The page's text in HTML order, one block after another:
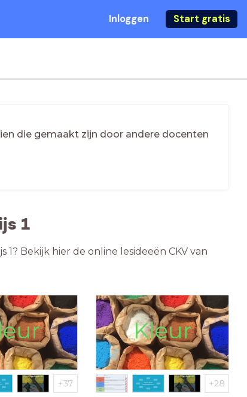
Inloggen Start gratis
die gemaakt zijn door andere docenten
1
Bekijk hier de online lesideeën CKV van